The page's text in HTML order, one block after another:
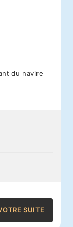
du navire
SUITE